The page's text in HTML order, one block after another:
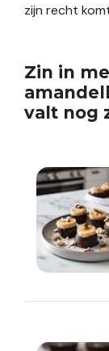
zijn recht
Zin in
valt nog